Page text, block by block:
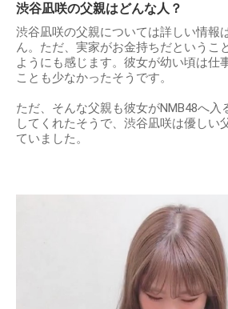
渋谷凪咲の父親はどんな人？
渋谷凪咲の父親については詳しい情報
ん。ただ、実家がお金持ちだというこ
ようにも感じます。彼女が幼い頃は仕
ことも少なかったそうです。
ただ、そんな父親も彼女がNMB48へ入
してくれたそうで、渋谷凪咲は優しい
ていました。